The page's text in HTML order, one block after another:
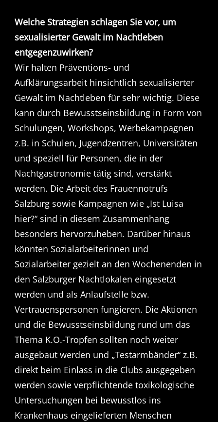
Welche Strategien schlagen Sie vor, um
sexualisierter Gewalt im Nachtleben
entgegenzuwirken?
Wir halten Präventions- und
Aufklärungsarbeit hinsichtlich sexualisierter
Gewalt im Nachtleben für sehr wichtig. Diese
kann durch Bewusstseinsbildung in Form von
Schulungen, Workshops, Werbekampagnen
z.B. in Schulen, Jugendzentren, Universitäten
und speziell für Personen, die in der
Nachtgastronomie tätig sind, verstärkt
werden. Die Arbeit des Frauennotrufs
Salzburg sowie Kampagnen wie „Ist Luisa
hier?“ sind in diesem Zusammenhang
besonders hervorzuheben. Darüber hinaus
könnten Sozialarbeiterinnen und
Sozialarbeiter gezielt an den Wochenenden in
den Salzburger Nachtlokalen eingesetzt
werden und als Anlaufstelle bzw.
Vertrauenspersonen fungieren. Die Aktionen
und die Bewusstseinsbildung rund um das
Thema K.O.-Tropfen sollten noch weiter
ausgebaut werden und „Testarmbänder“ z.B.
direkt beim Einlass in die Clubs ausgegeben
werden sowie verpflichtende toxikologische
Untersuchungen bei bewusstlos ins
Krankenhaus eingelieferten Menschen